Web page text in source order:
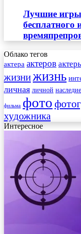
Лучшие игры
бесплатного
Облако тегов
актера актеров
жизнижизнь
личная личной наследие
фильма фото
художника
Интересное